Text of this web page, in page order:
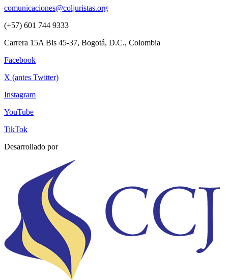
comunicaciones@coljuristas.org
(+57) 601 744 9333
Carrera 15A Bis 45-37, Bogotá, D.C., Colombia
Facebook
X (antes Twitter)
Instagram
YouTube
TikTok
Desarrollado por